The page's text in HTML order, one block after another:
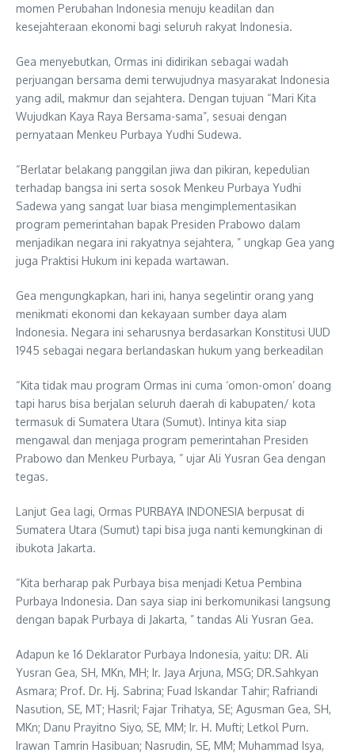
momen Perubahan Indonesia menuju keadilan dan
kesejahteraan ekonomi bagi seluruh rakyat Indonesia.
Gea menyebutkan, Ormas ini didirikan sebagai wadah
perjuangan bersama demi terwujudnya masyarakat Indonesia
yang adil, makmur dan sejahtera. Dengan tujuan “Mari Kita
Wujudkan Kaya Raya Bersama-sama”, sesuai dengan
pernyataan Menkeu Purbaya Yudhi Sudewa.
“Berlatar belakang panggilan jiwa dan pikiran, kepedulian
terhadap bangsa ini serta sosok Menkeu Purbaya Yudhi
Sadewa yang sangat luar biasa mengimplementasikan
program pemerintahan bapak Presiden Prabowo dalam
menjadikan negara ini rakyatnya sejahtera, ” ungkap Gea yang
juga Praktisi Hukum ini kepada wartawan.
Gea mengungkapkan, hari ini, hanya segelintir orang yang
menikmati ekonomi dan kekayaan sumber daya alam
Indonesia. Negara ini seharusnya berdasarkan Konstitusi UUD
1945 sebagai negara berlandaskan hukum yang berkeadilan
“Kita tidak mau program Ormas ini cuma ‘omon-omon’ doang
tapi harus bisa berjalan seluruh daerah di kabupaten/ kota
termasuk di Sumatera Utara (Sumut). Intinya kita siap
mengawal dan menjaga program pemerintahan Presiden
Prabowo dan Menkeu Purbaya, ” ujar Ali Yusran Gea dengan
tegas.
Lanjut Gea lagi, Ormas PURBAYA INDONESIA berpusat di
Sumatera Utara (Sumut) tapi bisa juga nanti kemungkinan di
ibukota Jakarta.
“Kita berharap pak Purbaya bisa menjadi Ketua Pembina
Purbaya Indonesia. Dan saya siap ini berkomunikasi langsung
dengan bapak Purbaya di Jakarta, ” tandas Ali Yusran Gea.
Adapun ke 16 Deklarator Purbaya Indonesia, yaitu: DR. Ali
Yusran Gea, SH, MKn, MH; Ir. Jaya Arjuna, MSG; DR.Sahkyan
Asmara; Prof. Dr. Hj. Sabrina; Fuad Iskandar Tahir; Rafriandi
Nasution, SE, MT; Hasril; Fajar Trihatya, SE; Agusman Gea, SH,
MKn; Danu Prayitno Siyo, SE, MM; Ir. H. Mufti; Letkol Purn.
Irawan Tamrin Hasibuan; Nasrudin, SE, MM; Muhammad Isya,